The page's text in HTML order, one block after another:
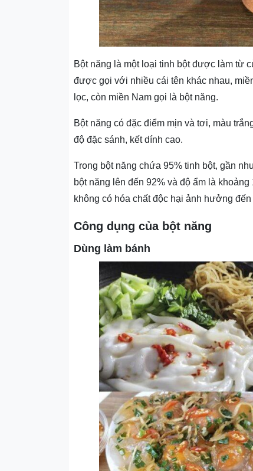
Bột năng là một loại tinh bột được làm từ
được gọi với nhiều cái tên khác nhau,
lọc, còn miền Nam gọi là bột năng.
Bột năng có đặc điểm mịn và tơi, màu
độ đặc sánh, kết dính cao.
Trong bột năng chứa 95% tinh bột, gần
bột năng lên đến 92% và độ ẩm là
không có hóa chất độc hại ảnh hưởng
Công dụng của bột năng
Dùng làm bánh